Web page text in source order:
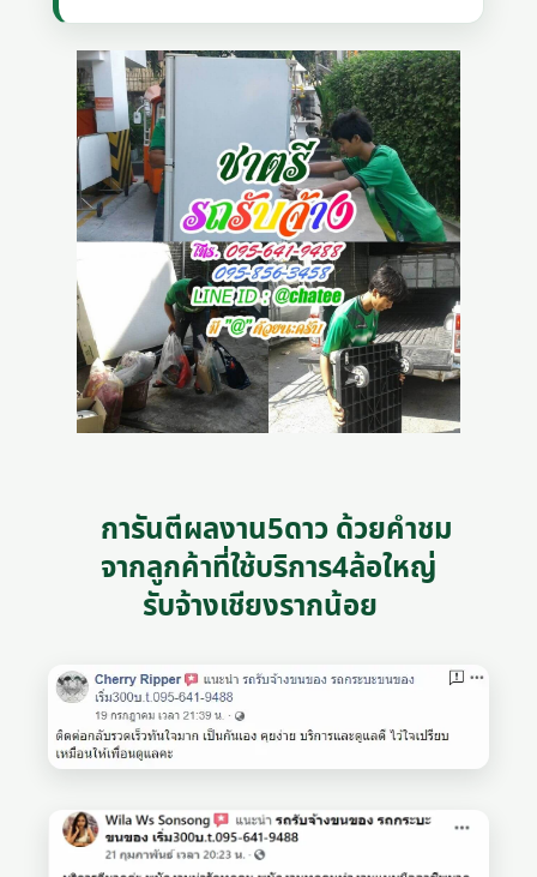
การันตีผลงาน5ดาว ด้วยคำชม
จากลูกค้าที่ใช้บริการ4ล้อใหญ่
รับจ้างเชียงรากน้อย